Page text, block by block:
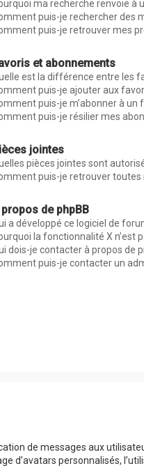
ma recherche renvoie à
puis-je rechercher des
puis-je retrouver mes
et abonnements
est la différence entre les
puis-je ajouter aux
puis-je m’abonner à un
puis-je résilier mes
jointes
pièces jointes sont
puis-je retrouver toutes
propos de phpBB
a développé ce logiciel de
la fonctionnalité X n’est
dois-je contacter à propos de
puis-je contacter un
de messages aux
personnalisés,